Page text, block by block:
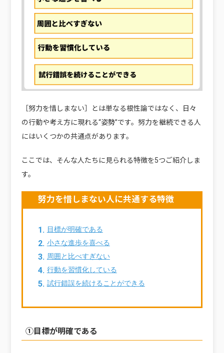
［努力を惜しまない］とは単なる根性論ではなく、日々
の行動や考え方に現れる“姿勢”です。努力を継続できる人
にはいくつかの共通点があります。
ここでは、そんな人たちに見られる特徴を5つご紹介しま
す。
努力を惜しまない人に共通する特徴
目標が明確である
小さな進歩を喜べる
周囲と比べすぎない
行動を習慣化している
試行錯誤を続けることができる
①目標が明確である